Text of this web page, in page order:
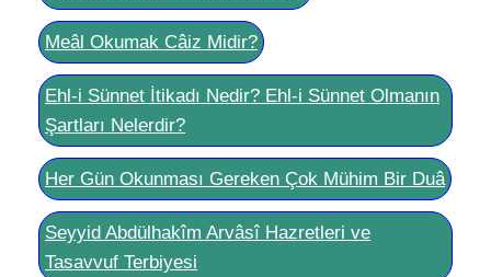
Meâl Okumak Câiz Midir?
Ehl-i Sünnet İtikadı Nedir? Ehl-i Sünnet Olmanın
Şartları Nelerdir?
Her Gün Okunması Gereken Çok Mühim Bir Duâ
Seyyid Abdülhakîm Arvâsî Hazretleri ve
Tasavvuf Terbiyesi